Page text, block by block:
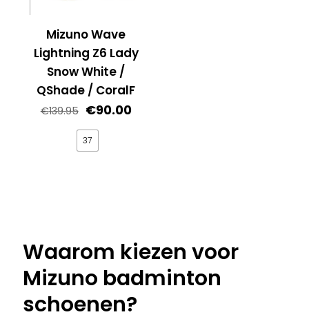
worden
op
de
productpagina
Mizuno Wave
Lightning Z6 Lady
Snow White /
QShade / CoralF
€139.95 Oorspronkelijke
prijs
was:
€90.00Huidige
37
variaties.
Deze
optie
kan
gekozen
Waarom kiezen voor
Mizuno badminton
schoenen?